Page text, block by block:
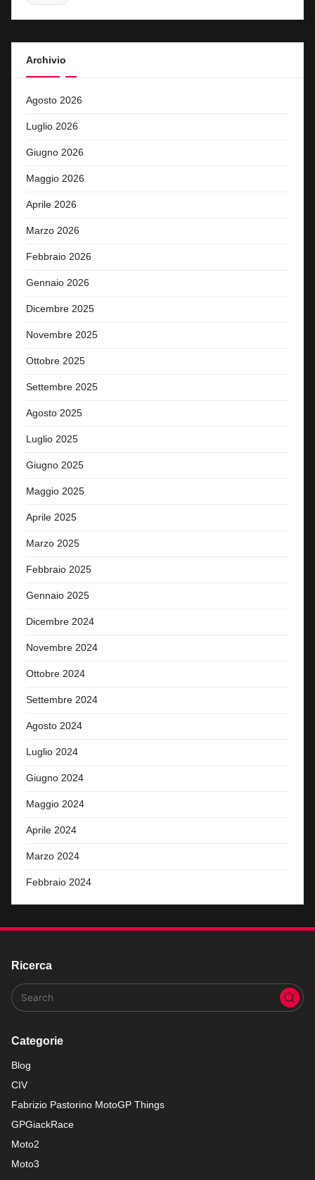
Archivio
Agosto 2026
Luglio 2026
Giugno 2026
Maggio 2026
Aprile 2026
Marzo 2026
Febbraio 2026
Gennaio 2026
Dicembre 2025
Novembre 2025
Ottobre 2025
Settembre 2025
Agosto 2025
Luglio 2025
Giugno 2025
Maggio 2025
Aprile 2025
Marzo 2025
Febbraio 2025
Gennaio 2025
Dicembre 2024
Novembre 2024
Ottobre 2024
Settembre 2024
Agosto 2024
Luglio 2024
Giugno 2024
Maggio 2024
Aprile 2024
Marzo 2024
Febbraio 2024
Ricerca
Categorie
Blog
CIV
Fabrizio Pastorino MotoGP Things
GPGiackRace
Moto2
Moto3